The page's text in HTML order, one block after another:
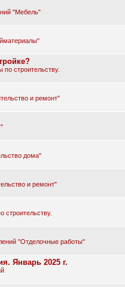
"Мебель"
по строительству.
и ремонт"
дома"
и ремонт"
строительству.
"Отделочные работы"
Январь 2025 г.